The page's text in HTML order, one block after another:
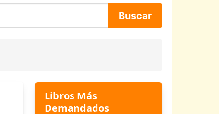
Libros Más
Demandados